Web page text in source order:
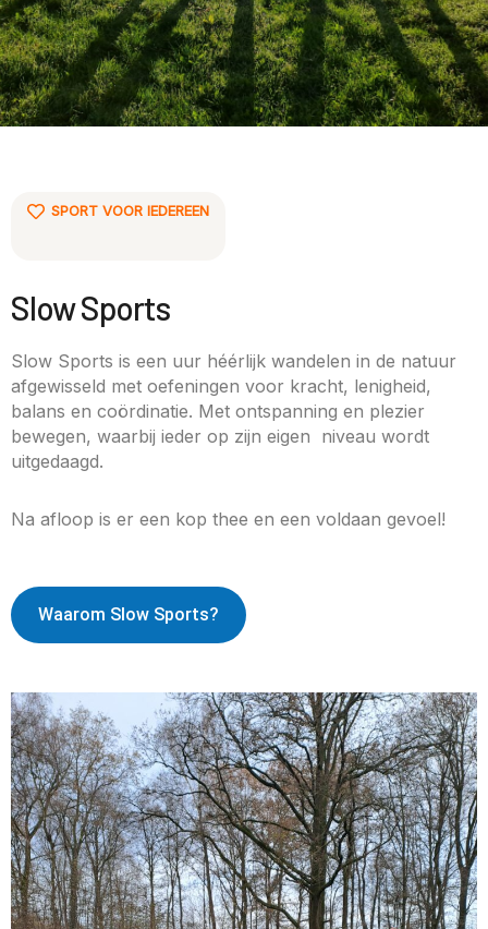
SPORT VOOR IEDEREEN
Slow Sports
Slow Sports is een uur héérlijk wandelen in de natuur
afgewisseld met oefeningen voor kracht, lenigheid,
balans en coördinatie. Met ontspanning en plezier
bewegen, waarbij ieder op zijn eigen niveau wordt
uitgedaagd.
Na afloop is er een kop thee en een voldaan gevoel!
Waarom Slow Sports?